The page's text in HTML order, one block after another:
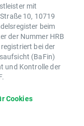
mit
10, 10719
beim
der Nummer HRB
bei der
(BaFin)
und Kontrolle der
Cookies